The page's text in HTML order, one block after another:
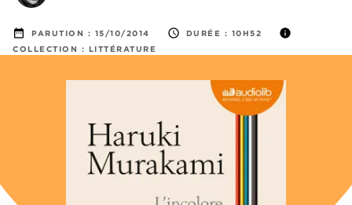
date_range PARUTION : 15/10/2014 access_time DURÉE : 10H52 info
COLLECTION : LITTÉRATURE